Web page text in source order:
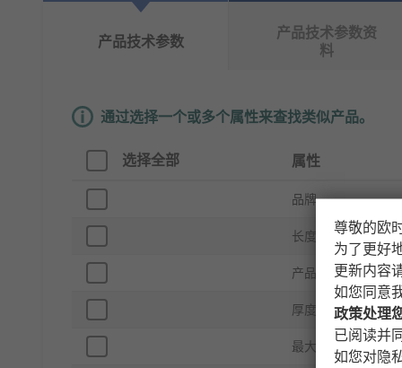
产品技术参数
产品技术参数资
料
通过选择一个或多个属性来查找类似产品。
选择全部 属性
品牌
长度
产品类型
厚度
最大推荐使用电压
尊敬的欧
为了更好
更新内容
如您同意
政策处理
已阅读并
如您对隐